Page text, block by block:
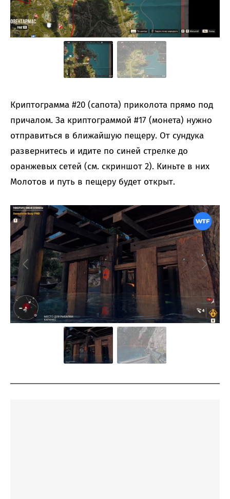
Криптограмма #20 (сапота) приколота прямо под
причалом. За криптограммой #17 (монета) нужно
отправиться в ближайшую пещеру. От сундука
развернитесь и идите по синей стрелке до
оранжевых сетей (см. скриншот 2). Киньте в них
Молотов и путь в пещеру будет открыт.